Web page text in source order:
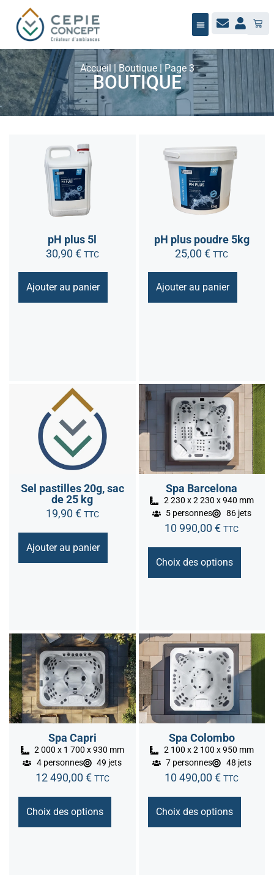
Accueil | Boutique| Page 3
BOUTIQUE
pH plus 5l
30,90 € TTC
Ajouter au panier
pH plus poudre 5kg
25,00€ TTC
Ajouter au panier
Sel pastilles 20g, sac
de 25 kg
19,90 € TTC
Ajouter au panier
Spa Barcelona
2 230 x 2 230 x 940 mm
5 personnes
86 jets
10 990,00€ TTC
Choix des options
Spa Capri
2 000 x 1 700 x 930 mm
4 personnes
49 jets
12 490,00 € TTC
Choix des options
Spa Colombo
2 100 x 2 100 x 950 mm
7 personnes
48 jets
10 490,00€ TTC
Choix des options